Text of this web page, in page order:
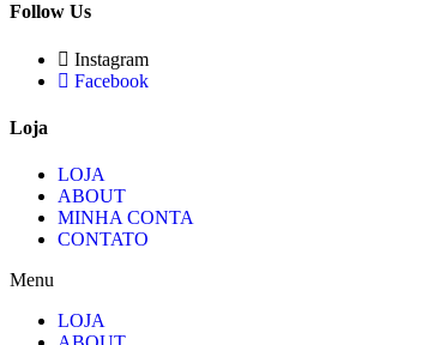
Follow Us
Instagram
Facebook
Loja
LOJA
ABOUT
MINHA CONTA
CONTATO
Menu
LOJA